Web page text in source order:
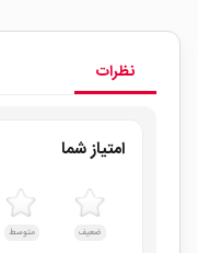
نظرات
امتیاز شما
ضعیف متوسط